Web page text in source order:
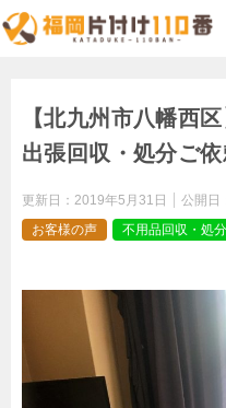
【北九州市八幡西
出張回収・処分ご
更新日： 2019年5月31日 公開日
お客様の声
不用品回収・処分